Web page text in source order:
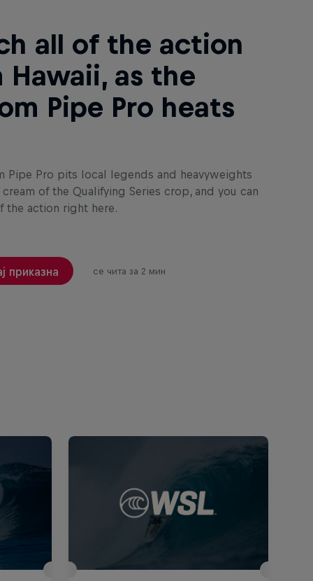
all of the action
Hawaii, as the
Pipe Pro heats
Pipe Pro pits local legends and heavyweights
of the Qualifying Series crop, and you can
the action right here.
приказна се чита за 2 мин